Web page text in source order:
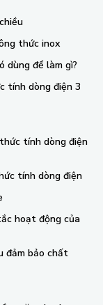
thức inox
dùng để làm gì?
tính dòng điện 3
tính dòng điện
tính dòng điện
hoạt động của
đảm bảo chất